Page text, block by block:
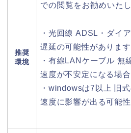
推奨
環境
での閲覧をお勧めいたし
・光回線 ADSL・ダイ
遅延の可能性があります
・有線LANケーブル 無
速度が不安定になる場合
・windowsは7以上 旧
速度に影響が出る可能性